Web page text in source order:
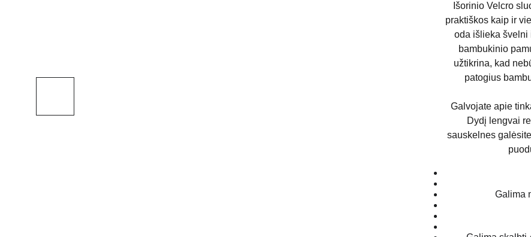
Išorinio Velcro
praktiškos kaip ir
oda išlieka švelni
bambukinio
užtikrina, kad
patogius
Galvojate apie
Dydį lengvai
sauskelnes
Galima